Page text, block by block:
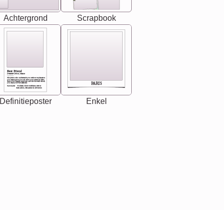
Achtergrond Scrapbook
Best Friend
[<NAME>] Noun, feminie
Synonyms: Soulmate, closet confidante, sister at
heart person, life partner in adventure.
The person who understands you without explanation
you accepts just as you are. She's your partner in life's,
chaos your biggest supporter, and the one with whom
you share your best memories.
Definitieposter
PARIS
Enkel